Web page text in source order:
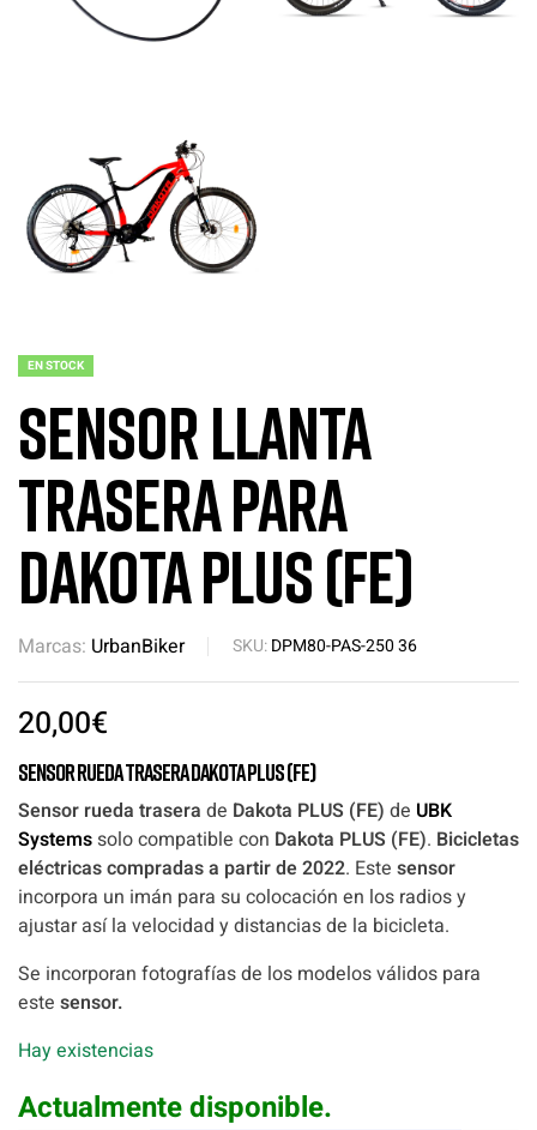
EN STOCK
Sensor llanta
trasera para
Dakota PLUS (FE)
Marcas: UrbanBiker SKU:DPM80-PAS-250 36
20,00€
Sensor rueda trasera Dakota PLUS (FE)
Sensor rueda trasera de Dakota PLUS (FE) de UBK
Systemssolo compatible con Dakota PLUS (FE). Bicicletas
eléctricas compradas a partir de 2022. Este sensor
incorpora un imán para su colocación en los radios y
ajustar así la velocidad y distancias de la bicicleta.
Se incorporan fotografías de los modelos válidos para
este sensor.
Hay existencias
Actualmente disponible.